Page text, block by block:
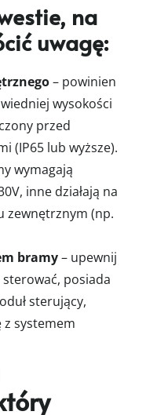
na
uwagę:
– powinien
wysokości
przed
(IP65 lub wyższe).
wymagają
inne działają na
zewnętrznym (np.
bramy– upewnij
posiada
sterujący,
z systemem